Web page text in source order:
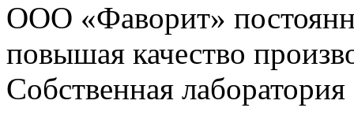
ООО «Фаворит»
повышая качество
Собственная